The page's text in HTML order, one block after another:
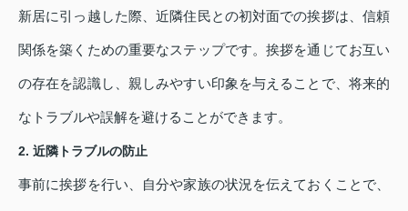
新居に引っ越した際、近隣住民との初対面での挨拶は、信頼
関係を築くための重要なステップです。挨拶を通じてお互い
の存在を認識し、親しみやすい印象を与えることで、将来的
なトラブルや誤解を避けることができます。
2. 近隣トラブルの防止
事前に挨拶を行い、自分や家族の状況を伝えておくことで、